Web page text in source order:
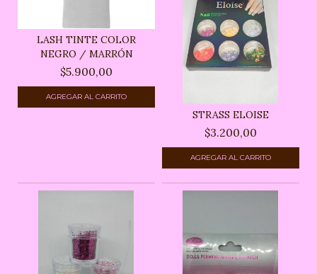
LASH TINTE COLOR
NEGRO / MARRÓN
$5.900,00
AGREGAR AL CARRITO
STRASS ELOISE
$3.200,00